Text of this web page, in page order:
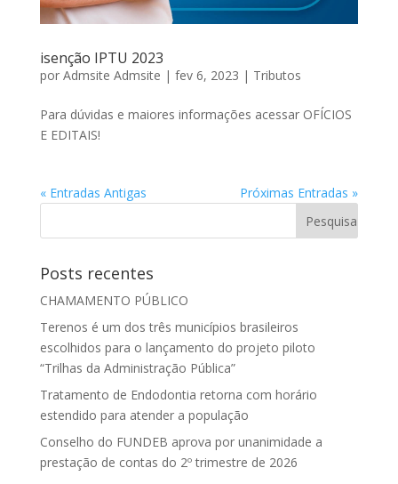
isenção IPTU 2023
por Admsite Admsite | fev 6, 2023 | Tributos
Para dúvidas e maiores informações acessar OFÍCIOS
E EDITAIS!
« Entradas Antigas Próximas Entradas »
Posts recentes
CHAMAMENTO PÚBLICO
Terenos é um dos três municípios brasileiros
escolhidos para o lançamento do projeto piloto
“Trilhas da Administração Pública”
Tratamento de Endodontia retorna com horário
estendido para atender a população
Conselho do FUNDEB aprova por unanimidade a
prestação de contas do 2º trimestre de 2026